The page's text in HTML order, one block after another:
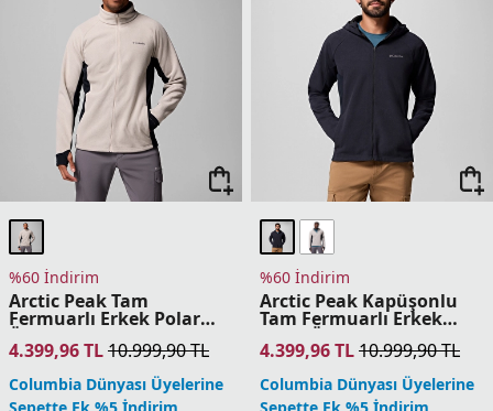
Basin Butte Tam
Fermuarlı II Erkek Polar
3.519,96TL 8.799,90TL
Columbia Dünyası Üyelerine
Sepette Ek %5 İndirim
Sweater Weather Printed
Yarım Fermuarlı II Erkek
Polar Üst
3.999,96 TL 9.999,90TL
Columbia Dünyası Üyelerine
Sepette Ek %5 İndirim